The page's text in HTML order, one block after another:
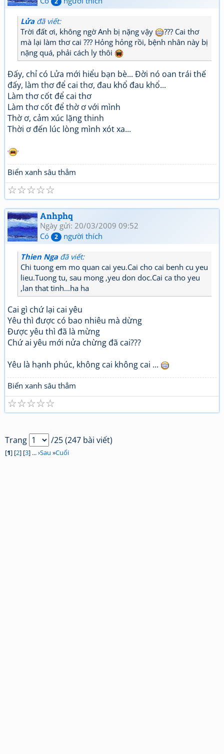
Lửađã viết:
Trời đất ơi, không ngờ Anh bị nặng vậy
??? Cai thơ
mà lại làm thơ cai ??? Hỏng hỏng rồi, bệnh nhân này bị
nặng quá, phải cách ly thôi
Đấy, chỉ có Lửa mới hiểu bạn bè... Đời nó oan trái thế
đấy, làm thơ để cai thơ, đau khổ đau khổ...
Làm thơ cốt để cai thơ
Làm thơ cốt để thờ ơ với mình
Thờ ơ, cảm xúc lặng thinh
Thời ơ đến lúc lòng mình xót xa...
Biển xanh sâu thẳm
☆
☆
☆
☆
☆
Anhphq
Ngày gửi: 20/03/2009 09:52
Có
2 người thích
Thien Ngađã viết:
Chi tuong em mo quan cai yeu.Cai cho cai benh cu yeu
lieu.Tuong tu, sau mong ,yeu don doc.Cai ca tho yeu
,lan that tinh...ha ha
Cai gì chứ lại cai yêu
Yêu thì được có bao nhiêu mà dừng
Được yêu thì đã là mừng
Chứ ai yêu mới nửa chừng đã cai???
Yêu là hạnh phúc, không cai không cai ...
Biển xanh sâu thẳm
☆
☆
☆
☆
☆
Trang /25 (247 bài viết)
[1] [2] [3] ... ›Sau »Cuối